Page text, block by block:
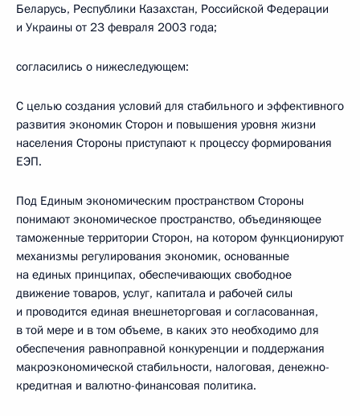
Беларусь, Республики Казахстан, Российской Федерации
и Украины от 23 февраля 2003 года;
согласились о нижеследующем:
С целью создания условий для стабильного и эффективного
развития экономик Сторон и повышения уровня жизни
населения Стороны приступают к процессу формирования
ЕЭП.
Под Единым экономическим пространством Стороны
понимают экономическое пространство, объединяющее
таможенные территории Сторон, на котором функционируют
механизмы регулирования экономик, основанные
на единых принципах, обеспечивающих свободное
движение товаров, услуг, капитала и рабочей силы
и проводится единая внешнеторговая и согласованная,
в той мере и в том объеме, в каких это необходимо для
обеспечения равноправной конкуренции и поддержания
макроэкономической стабильности, налоговая, денежно-
кредитная и валютно-финансовая политика.